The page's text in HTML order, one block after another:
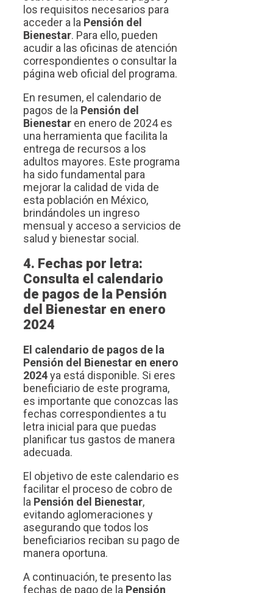
los requisitos necesarios para
acceder a la Pensión del
Bienestar. Para ello, pueden
acudir a las oficinas de atención
correspondientes o consultar la
página web oficial del programa.
En resumen, el calendario de
pagos de la Pensión del
Bienestar en enero de 2024 es
una herramienta que facilita la
entrega de recursos a los
adultos mayores. Este programa
ha sido fundamental para
mejorar la calidad de vida de
esta población en México,
brindándoles un ingreso
mensual y acceso a servicios de
salud y bienestar social.
4. Fechas por letra:
Consulta el calendario
de pagos de la Pensión
del Bienestar en enero
2024
El calendario de pagos de la
Pensión del Bienestar en enero
2024ya está disponible. Si eres
beneficiario de este programa,
es importante que conozcas las
fechas correspondientes a tu
letra inicial para que puedas
planificar tus gastos de manera
adecuada.
El objetivo de este calendario es
facilitar el proceso de cobro de
la Pensión del Bienestar,
evitando aglomeraciones y
asegurando que todos los
beneficiarios reciban su pago de
manera oportuna.
A continuación, te presento las
fechas de pago de la Pensión